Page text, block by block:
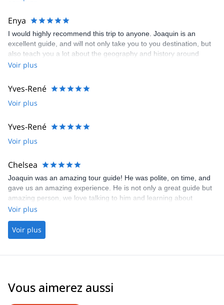
Enya
I would highly recommend this trip to anyone. Joaquin is an
excellent guide, and will not only take you to you destination, but
also teach you a lot about the geography and history around
Aconcagua and the area around. The view of Aconcagua is better
the trouble if you are staying in Mendoza (or nearby, I travelled
from Chile just for this hike). Depending on your fitness level,
Joaquin can find a hike that will suit you and give you an
else.
Voir plus
Yves-René
Voir plus
Yves-René
Voir plus
Chelsea
Joaquin was an amazing tour guide! He was polite, on time, and
gave us an amazing experience. He is not only a great guide but
amazing person, we love talking to him and learning about
Argentina and consider him a friend. We are so appreciative and
Voir plus
Voir plus
Vous aimerez aussi